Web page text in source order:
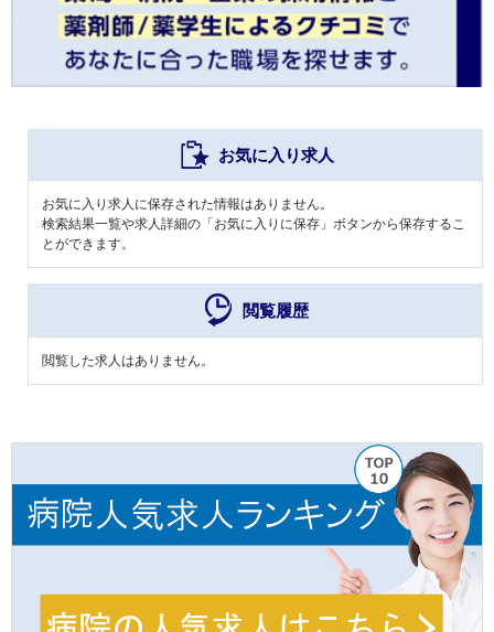
お気に入り求人
お気に入り求人に保存された情報はありません。
検索結果一覧や求人詳細の「お気に入りに保存」ボタンから保存するこ
とができます。
閲覧履歴
閲覧した求人はありません。